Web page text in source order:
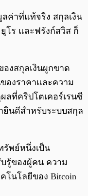
ลค่าที่แท้จริง สกุลเงิน
โร และฟรังก์สวิส ก็
องสกุลเงินผูกขาด
องราคาและความ
ลที่คริปโตเคอร์เรนซี
ยินดีสำหรับระบบสกุล
พย์หนึ่งเป็น
รู้ของผู้คน ความ
โนโลยีของ Bitcoin